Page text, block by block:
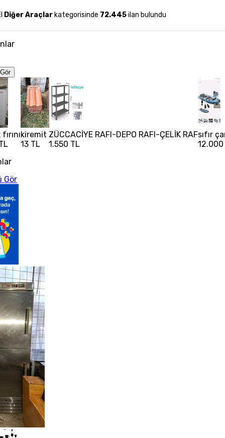
Diğer Araçlar kategorisinde 72.445ilan bulundu
kiremit
13 TL
ZÜCCACİYE RAFI-DEPO RAFI-ÇELİK RAF
1.550 TL
sıfır
Gör